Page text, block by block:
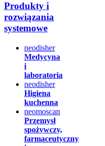
Produkty i
rozwiązania
systemowe
neodisher
Medycyna
i
laboratoria
neodisher
Higiena
kuchenna
neomoscan
Przemysł
spożywczy,
farmaceutyczny